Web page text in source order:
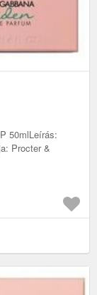
50mlLeírás:
Procter &